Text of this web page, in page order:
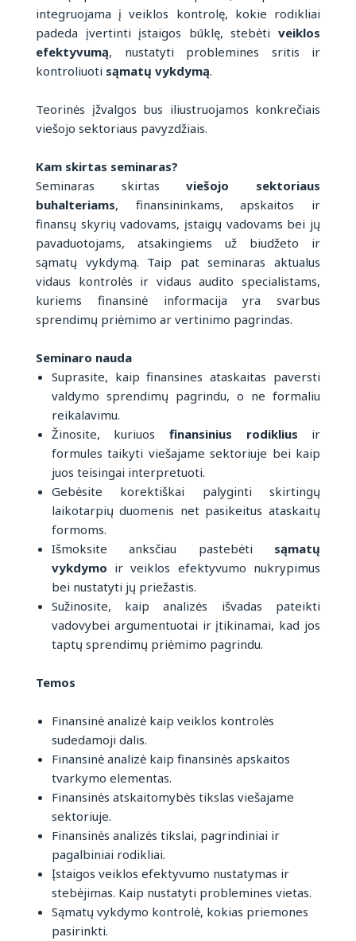
integruojama į veiklos kontrolę, kokie rodikliai
padeda įvertinti įstaigos būklę, stebėti veiklos
efektyvumą, nustatyti problemines sritis ir
kontroliuoti sąmatų vykdymą.
Teorinės įžvalgos bus iliustruojamos konkrečiais
viešojo sektoriaus pavyzdžiais.
Kam skirtas seminaras?
Seminaras skirtasviešojo sektoriaus
buhalteriams, finansininkams, apskaitos ir
finansų skyrių vadovams, įstaigų vadovams bei jų
pavaduotojams, atsakingiems už biudžeto ir
sąmatų vykdymą. Taip pat seminaras aktualus
vidaus kontrolės ir vidaus audito specialistams,
kuriems finansinė informacija yra svarbus
sprendimų priėmimo ar vertinimo pagrindas.
Seminaro nauda
Suprasite, kaip finansines ataskaitas paversti
valdymo sprendimų pagrindu, o ne formaliu
reikalavimu.
Žinosite, kuriuos finansinius rodiklius ir
formules taikyti viešajame sektoriuje bei kaip
juos teisingai interpretuoti.
Gebėsite korektiškai palyginti skirtingų
laikotarpių duomenis net pasikeitus ataskaitų
formoms.
Išmoksite anksčiau pastebėti sąmatų
vykdymo ir veiklos efektyvumo nukrypimus
bei nustatyti jų priežastis.
Sužinosite, kaip analizės išvadas pateikti
vadovybei argumentuotai ir įtikinamai, kad jos
taptų sprendimų priėmimo pagrindu.
Temos
Finansinė analizė kaip veiklos kontrolės
sudedamoji dalis.
Finansinė analizė kaip finansinės apskaitos
tvarkymo elementas.
Finansinės atskaitomybės tikslas viešajame
sektoriuje.
Finansinės analizės tikslai, pagrindiniai ir
pagalbiniai rodikliai.
Įstaigos veiklos efektyvumo nustatymas ir
stebėjimas. Kaip nustatyti problemines vietas.
Sąmatų vykdymo kontrolė, kokias priemones
pasirinkti.